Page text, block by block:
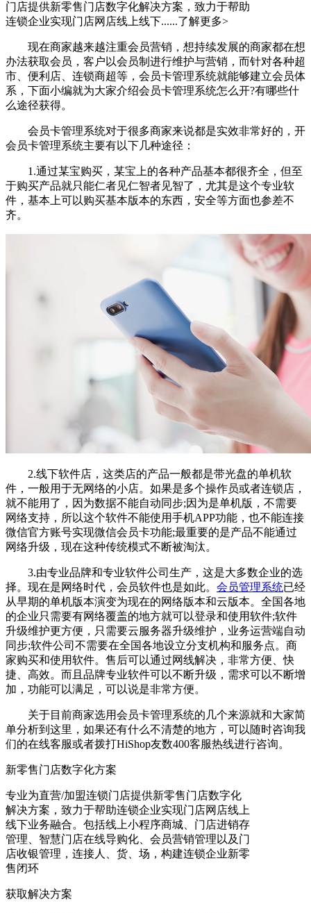
门店提供新零售门店数字化解决方案，致力于帮助
连锁企业实现门店网店线上线下......了解更多>
现在商家越来越注重会员营销，想持续发展的商家都在想
办法获取会员，客户以会员制进行维护与营销，而针对各种超
市、便利店、连锁商超等，会员卡管理系统就能够建立会员体
系，下面小编就为大家介绍会员卡管理系统怎么开?有哪些什
么途径获得。
会员卡管理系统对于很多商家来说都是实效非常好的，开
会员卡管理系统主要有以下几种途径：
1.通过某宝购买，某宝上的各种产品基本都很齐全，但至
于购买产品就只能仁者见仁智者见智了，尤其是这个专业软
件，基本上可以购买基本版本的东西，安全等方面也参差不
齐。
2.线下软件店，这类店的产品一般都是带光盘的单机软
件，一般用于无网络的小店。如果是多个操作员或者连锁店，
就不能用了，因为数据不能自动同步;因为是单机版，不需要
网络支持，所以这个软件不能使用手机APP功能，也不能连接
微信官方账号实现微信会员卡功能;最重要的是产品不能通过
网络升级，现在这种传统模式不断被淘汰。
3.由专业品牌和专业软件公司生产，这是大多数企业的选
择。现在是网络时代，会员软件也是如此。 会员管理系统已经
从早期的单机版本演变为现在的网络版本和云版本。全国各地
的企业只需要有网络覆盖的地方就可以登录和使用软件;软件
升级维护更方便，只需要云服务器升级维护，业务运营端自动
同步;软件公司不需要在全国各地设立分支机构和服务点。商
家购买和使用软件。售后可以通过网线解决，非常方便、快
捷、高效。而且品牌专业软件可以不断升级，需求可以不断增
加，功能可以满足，可以说是非常方便。
关于目前商家选用会员卡管理系统的几个来源就和大家简
单分析到这里，如果还有什么不清楚的地方，可以随时咨询我
们的在线客服或者拨打HiShop友数400客服热线进行咨询。
新零售门店数字化方案
专业为直营/加盟连锁门店提供新零售门店数字化
解决方案，致力于帮助连锁企业实现门店网店线上
线下业务融合。包括线上小程序商城、门店进销存
管理、智慧门店在线导购化、会员营销管理以及门
店收银管理，连接人、货、场，构建连锁企业新零
售闭环
获取解决方案